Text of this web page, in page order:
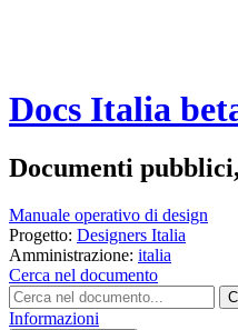
Docs Italia
Documenti
Manuale operativo di design
Progetto: Designers Italia
Amministrazione: italia
Cerca nel documento
Informazioni